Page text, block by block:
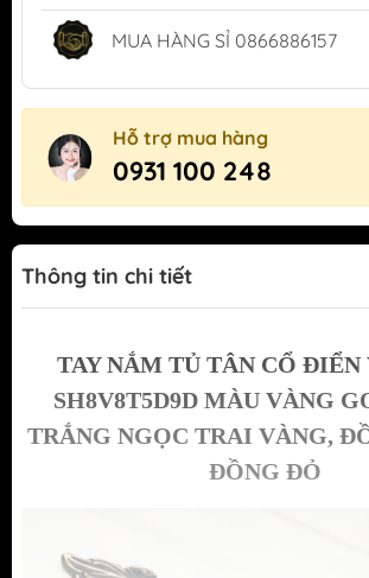
MUA HÀNG SỈ 0866886157
Hỗ trợ mua hàng
0931 100 248
Thông tin chi tiết
TAY NẮM TỦ TÂN CỔ ĐIỂN
SH8V8T5D9D MÀU VÀNG
TRẮNG NGỌC TRAI VÀNG,
ĐỒNG ĐỎ